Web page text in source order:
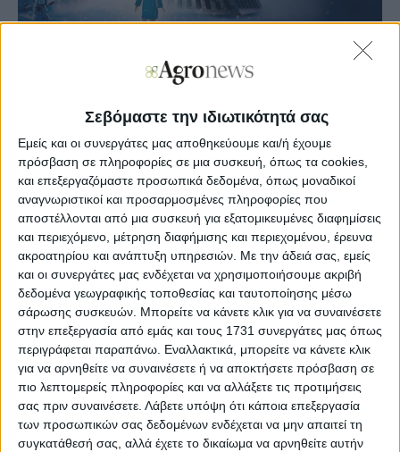
Σεβόμαστε την ιδιωτικότητά σας
Εμείς και οι συνεργάτες μας αποθηκεύουμε και/ή έχουμε
πρόσβαση σε πληροφορίες σε μια συσκευή, όπως τα cookies,
και επεξεργαζόμαστε προσωπικά δεδομένα, όπως μοναδικοί
αναγνωριστικοί και προσαρμοσμένες πληροφορίες που
αποστέλλονται από μια συσκευή για εξατομικευμένες διαφημίσεις
και περιεχόμενο, μέτρηση διαφήμισης και περιεχομένου, έρευνα
ακροατηρίου και ανάπτυξη υπηρεσιών. Με την άδειά σας, εμείς
και οι συνεργάτες μας ενδέχεται να χρησιμοποιήσουμε ακριβή
δεδομένα γεωγραφικής τοποθεσίας και ταυτοποίησης μέσω
σάρωσης συσκευών. Μπορείτε να κάνετε κλικ για να συναινέσετε
στην επεξεργασία από εμάς και τους 1731 συνεργάτες μας όπως
περιγράφεται παραπάνω. Εναλλακτικά, μπορείτε να κάνετε κλικ
για να αρνηθείτε να συναινέσετε ή να αποκτήσετε πρόσβαση σε
πιο λεπτομερείς πληροφορίες και να αλλάξετε τις προτιμήσεις
σας πριν συναινέσετε. Λάβετε υπόψη ότι κάποια επεξεργασία
των προσωπικών σας δεδομένων ενδέχεται να μην απαιτεί τη
συγκατάθεσή σας, αλλά έχετε το δικαίωμα να αρνηθείτε αυτήν
Κατά τη διάρκεια της συναυλίας, προβάλλεται η κλασική
χριστουγεννιάτικη, υποψήφια για Όσκαρ, ταινία, «The
Polar Express» με την Κρατική Ορχήστρα Αθηνών και
τη Χορωδία της ΕΡΤ & του Δήμου Αθηναίων υπό τη
διεύθυνση του Νίκου Χαλιάσα να ερμηνεύουν την
αριστοτεχνική παρτιτούρα (με τα πρωτότυπα τραγούδια)
του υποψήφιου για Όσκαρ και Χρυσή Σφαίρα, Άλαν
Σιλβέστρι. Τη μουσική συνυπογράφουν οι Σιλβέστρι και
Γκλεν Μπάλαρντ ενώ ολόκληρη η ταινία προβάλλεται σε
οθόνη HD 12 μέτρων. Το «Polar Express» σκηνοθετήθηκε
το 2004 από τον Ρόμπερτ Ζεμέκις και είναι μια
εντυπωσιακή ταινία κινουμένων σχεδίων με
πρωταγωνιστή τον Τομ Χανκς. Πρόκειται για ένα μουσικό
ταξίδι στον Βόρειο Πόλο και μία εμβληματική ταινία για
τη φιλία, τη γενναιότητα και το πνεύμα των
Χριστουγέννων στέλνοντας το μήνυμα πως «Το θαύμα της
ζωής δεν σβήνει ποτέ για όσους πιστεύουν».